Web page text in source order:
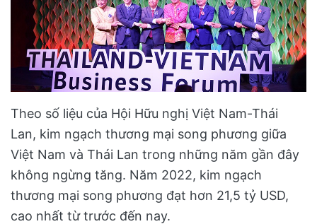
Theo số liệu của Hội Hữu nghị Việt Nam-Thái
Lan, kim ngạch thương mại song phương giữa
Việt Nam và Thái Lan trong những năm gần đây
không ngừng tăng. Năm 2022, kim ngạch
thương mại song phương đạt hơn 21,5 tỷ USD,
cao nhất từ trước đến nay.